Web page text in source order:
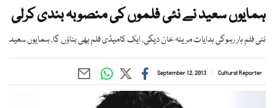
ہمایوں سعید نے نئی فلموں کی منصوبہ بندی کرلی
نئی فلم ہار رہوگی ہدایات مرینہ خان دیگی، ایک کامیڈی فلم بھی بناؤں گا، ہمایوں سعید
Cultural Reporter
September 12, 2013